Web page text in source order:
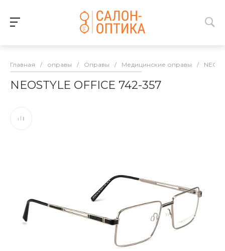
Главная / оправы / Оправы / Медицинские оправы /
NEOSTYLE OFFICE 742-357